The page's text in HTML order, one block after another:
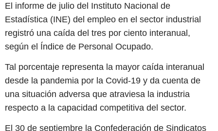
El informe de julio del Instituto Nacional de
Estadística (INE) del empleo en el sector industrial
registró una caída del tres por ciento interanual,
según el Índice de Personal Ocupado.
Tal porcentaje representa la mayor caída interanual
desde la pandemia por la Covid-19 y da cuenta de
una situación adversa que atraviesa la industria
respecto a la capacidad competitiva del sector.
El 30 de septiembre la Confederación de Sindicatos